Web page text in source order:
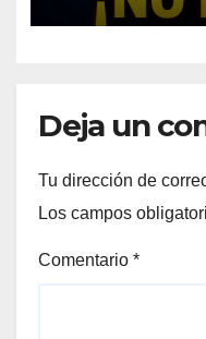
Deja un
Tu dirección de
Los campos
Comentario *